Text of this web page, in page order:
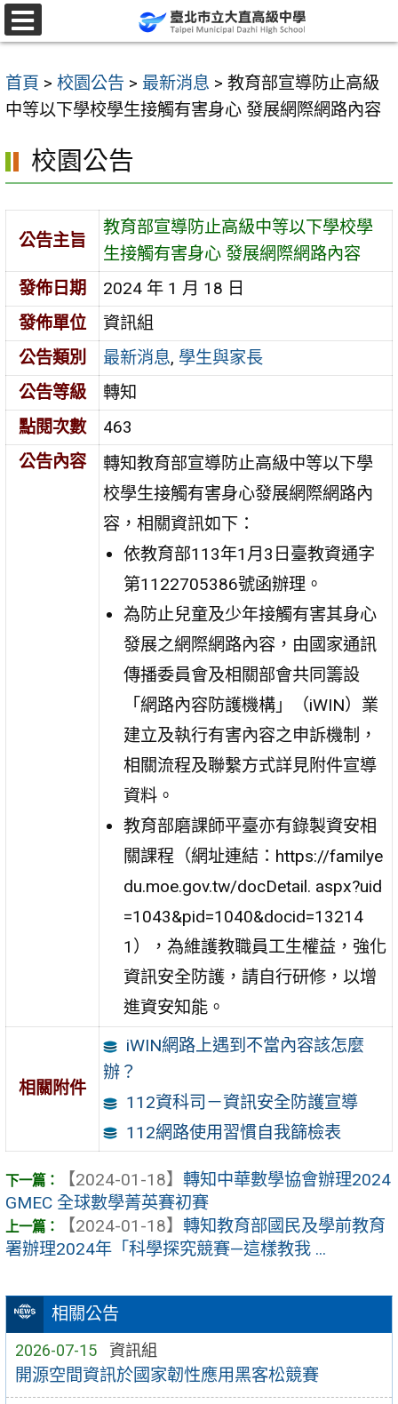
跳
至
要
內
區
首頁 > 校園公告 > 最新消息 > 教育部宣導防止高級
中等以下學校學生接觸有害身心 發展網際網路內容
相關公告
2026-07-15 資訊組
開源空間資訊於國家韌性應用黑客松競賽
校園公告
公告主旨
教育部宣導防止高級中等以下學校學
生接觸有害身心 發展網際網路內容
發佈日期
2024 年 1 月 18 日
發佈單位
資訊組
公告類別
最新消息, 學生與家長
公告等級
轉知
點閱次數
463
公告內容
轉知教育部宣導防止高級中等以下學
校學生接觸有害身心發展網際網路內
容，相關資訊如下：
依教育部113年1月3日臺教資通字
第1122705386號函辦理。
為防止兒童及少年接觸有害其身心
發展之網際網路內容，由國家通訊
傳播委員會及相關部會共同籌設
「網路內容防護機構」（iWIN）業
建立及執行有害內容之申訴機制，
相關流程及聯繫方式詳見附件宣導
資料。
教育部磨課師平臺亦有錄製資安相
關課程（網址連結：https://familye
du.moe.gov.tw/docDetail. aspx?uid
=1043&pid=1040&docid=13214
1），為維護教職員工生權益，強化
資訊安全防護，請自行研修，以增
進資安知能。
相關附件
iWIN網路上遇到不當內容該怎麼
辦？
112資科司－資訊安全防護宣導
112網路使用習慣自我篩檢表
【2024-01-18】 轉知中華數學協會辦理2024
GMEC 全球數學菁英賽初賽
【2024-01-18】 轉知教育部國民及學前教育
署辦理2024年「科學探究競賽—這樣教我 ...
選
單